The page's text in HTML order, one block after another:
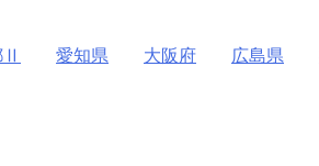
Ⅱ 愛知県 大阪府 広島県